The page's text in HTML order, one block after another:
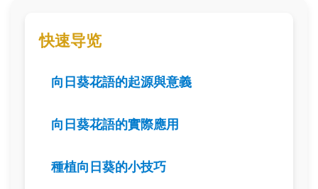
快速导览
向日葵花語的起源與意義
向日葵花語的實際應用
種植向日葵的小技巧